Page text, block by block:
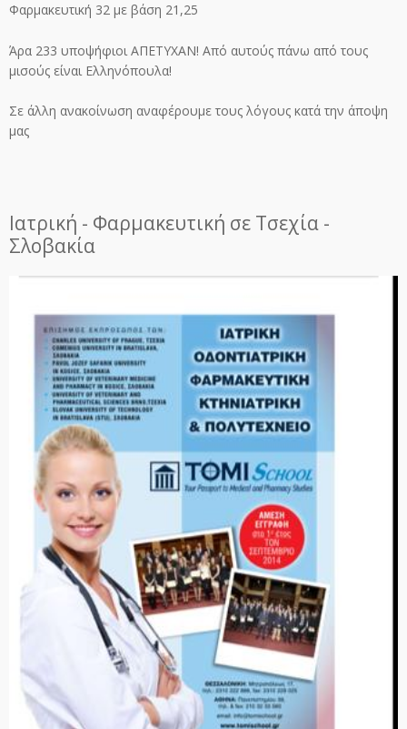
Φαρμακευτική 32 με βάση 21,25
Άρα 233 υποψήφιοι ΑΠΕΤΥΧΑΝ! Από αυτούς πάνω από τους
μισούς είναι Ελληνόπουλα!
Σε άλλη ανακοίνωση αναφέρουμε τους λόγους κατά την άποψη
μας
Ιατρική - Φαρμακευτική σε Τσεχία -
Σλοβακία